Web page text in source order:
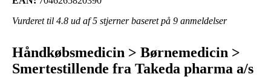
Vurderet til 4.8 ud af 5 stjerner baseret på 9 anmeldelser
Håndkøbsmedicin > Børnemedicin >
Smertestillende fra Takeda pharma a/s